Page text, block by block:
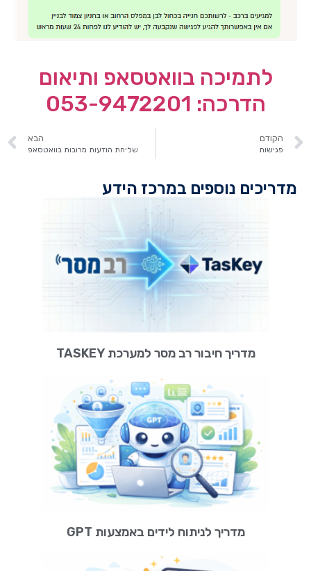
לתמיכה בוואטסאפ ותיאום
הדרכה: 053-9472201
הקודם
פגישות
הבא
שליחת הודעות מרובות בוואטסאפ
מדריכים נוספים במרכז הידע
מדריך חיבור רב מסר למערכת TASKEY
מדריך לניתוח לידים באמצעות GPT